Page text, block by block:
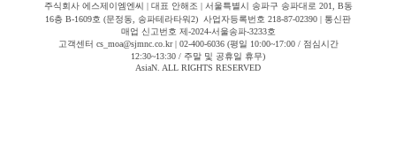
주식회사 에스제이엠엔씨 | 대표 안해조 | 서울특별시 송파구 송파대로 201, B동
16층 B-1609호 (문정동, 송파테라타워2) 사업자등록번호 218-87-02390 | 통신판
매업 신고번호 제-2024-서울송파-3233호
고객센터 cs_moa@sjmnc.co.kr | 02-400-6036 (평일 10:00~17:00 / 점심시간
12:30~13:30 / 주말 및 공휴일 휴무)
AsiaN. ALL RIGHTS RESERVED